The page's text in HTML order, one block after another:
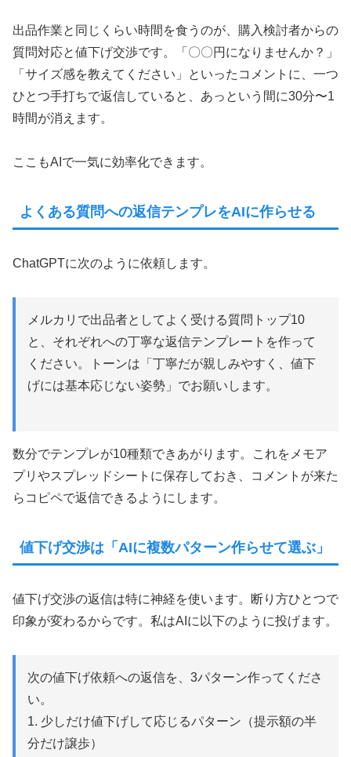
出品作業と同じくらい時間を食うのが、購入検討者からの
質問対応と値下げ交渉です。「〇〇円になりませんか？」
「サイズ感を教えてください」といったコメントに、一つ
ひとつ手打ちで返信していると、あっという間に30分〜1
時間が消えます。
ここもAIで一気に効率化できます。
よくある質問への返信テンプレをAIに作らせる
ChatGPTに次のように依頼します。
メルカリで出品者としてよく受ける質問トップ10
と、それぞれへの丁寧な返信テンプレートを作って
ください。トーンは「丁寧だが親しみやすく、値下
げには基本応じない姿勢」でお願いします。
数分でテンプレが10種類できあがります。これをメモア
プリやスプレッドシートに保存しておき、コメントが来た
らコピペで返信できるようにします。
値下げ交渉は「AIに複数パターン作らせて選ぶ」
値下げ交渉の返信は特に神経を使います。断り方ひとつで
印象が変わるからです。私はAIに以下のように投げます。
次の値下げ依頼への返信を、3パターン作ってくださ
い。
1. 少しだけ値下げして応じるパターン（提示額の半
分だけ譲歩）